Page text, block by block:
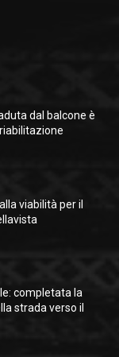
dal balcone è
viabilità per il
completata la
strada verso il